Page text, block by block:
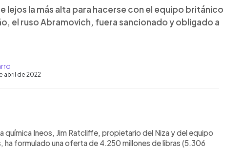
lejos la más alta para hacerse con el equipo británico
el ruso Abramovich, fuera sancionado y obligado a
abril de 2022
química Ineos, Jim Ratcliffe, propietario del Niza y del equipo
ha formulado una oferta de 4.250 millones de libras (5.306